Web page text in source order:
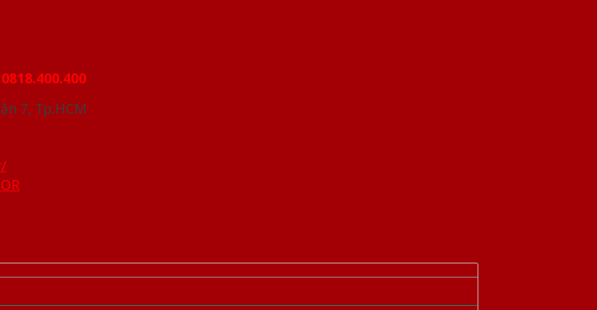
0818.400.400
7, Tp.HCM